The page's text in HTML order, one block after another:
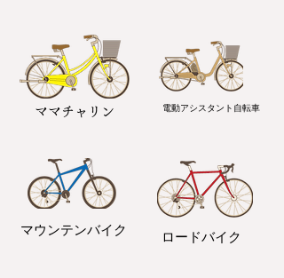
ママチャリン 電動アシスタント自転車
マウンテンバイク ロードバイク